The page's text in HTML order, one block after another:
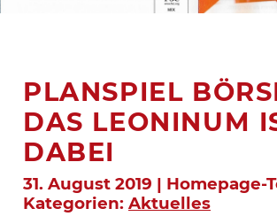
PLANSPIEL
DAS LEONINUM
DABEI
31. August 2019 | Homepage-
Kategorien: Aktuelles